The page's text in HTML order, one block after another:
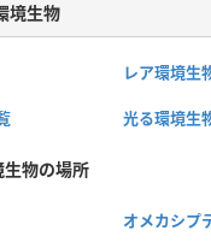
境生物
レア環境生
光る環境生
物の場所
オメカシプ